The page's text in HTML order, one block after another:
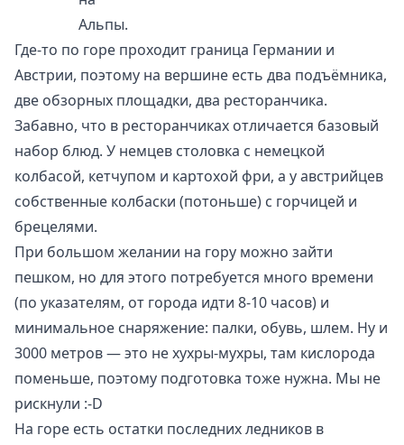
Альпы.
Где-то по горе проходит граница Германии и
Австрии, поэтому на вершине есть два подъёмника,
две обзорных площадки, два ресторанчика.
Забавно, что в ресторанчиках отличается базовый
набор блюд. У немцев столовка с немецкой
колбасой, кетчупом и картохой фри, а у австрийцев
собственные колбаски (потоньше) с горчицей и
брецелями.
При большом желании на гору можно зайти
пешком, но для этого потребуется много времени
(по указателям, от города идти 8-10 часов) и
минимальное снаряжение: палки, обувь, шлем. Ну и
3000 метров — это не хухры-мухры, там кислорода
поменьше, поэтому подготовка тоже нужна. Мы не
рискнули :-D
На горе есть остатки последних ледников в